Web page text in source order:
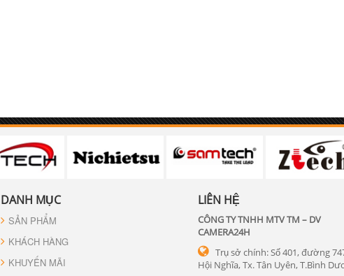
DANH MỤC
SẢN PHẨM
KHÁCH HÀNG
KHUYẾN MÃI
LIÊN HỆ
CÔNG TY TNHH MTV TM – DV
CAMERA24H
Trụ sở chính: Số 401, đường
Hội Nghĩa, Tx. Tân Uyên, T.Bình